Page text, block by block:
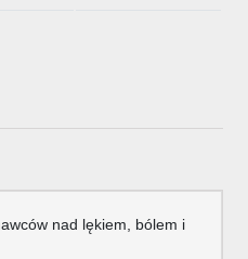
nad lękiem, bólem i